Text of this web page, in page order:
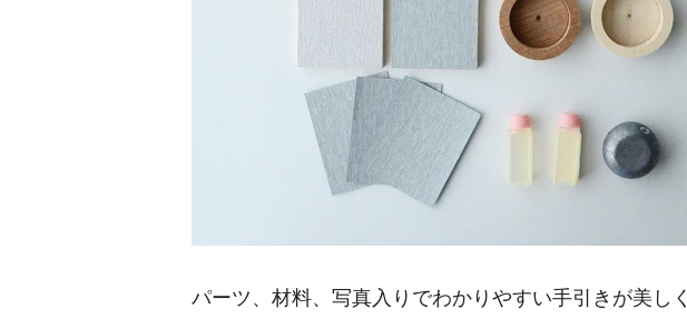
パーツ、材料、写真入りでわかりやすい手引きが美し